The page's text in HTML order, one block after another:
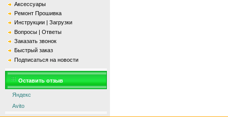
Аксессуары
Ремонт Прошивка
Инструкции | Загрузки
Вопросы | Ответы
Заказать звонок
Быстрый заказ
Подписаться на новости
Оставить отзыв
Яндекс
Avito